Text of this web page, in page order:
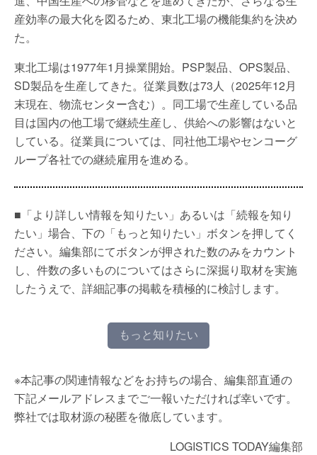
産効率の最大化を図るため、東北工場の機能集約を決め
た。
東北工場は1977年1月操業開始。PSP製品、OPS製品、
SD製品を生産してきた。従業員数は73人（2025年12月
末現在、物流センター含む）。同工場で生産している品
目は国内の他工場で継続生産し、供給への影響はないと
している。従業員については、同社他工場やセンコーグ
ループ各社での継続雇用を進める。
■「より詳しい情報を知りたい」あるいは「続報を知り
たい」場合、下の「もっと知りたい」ボタンを押してく
ださい。編集部にてボタンが押された数のみをカウント
し、件数の多いものについてはさらに深掘り取材を実施
したうえで、詳細記事の掲載を積極的に検討します。
もっと知りたい
※本記事の関連情報などをお持ちの場合、編集部直通の
下記メールアドレスまでご一報いただければ幸いです。
弊社では取材源の秘匿を徹底しています。
LOGISTICS TODAY編集部